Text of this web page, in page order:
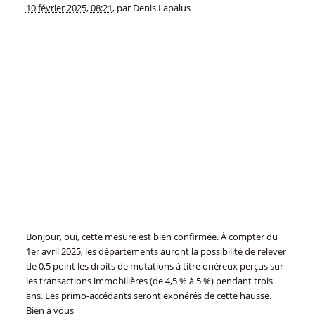
10 février 2025, 08:21, par Denis Lapalus
Bonjour, oui, cette mesure est bien confirmée. À compter du
1er avril 2025, les départements auront la possibilité de relever
de 0,5 point les droits de mutations à titre onéreux perçus sur
les transactions immobilières (de 4,5 % à 5 %) pendant trois
ans. Les primo-accédants seront exonérés de cette hausse.
Bien à vous